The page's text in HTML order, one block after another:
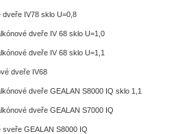
IV78 sklo U=0,8
dveře IV 68 sklo U=1,0
dveře IV 68 sklo U=1,1
dveře IV68
dveře GEALAN S8000 IQ sklo 1,1
dveře GEALAN S7000 IQ
GEALAN S8000 IQ